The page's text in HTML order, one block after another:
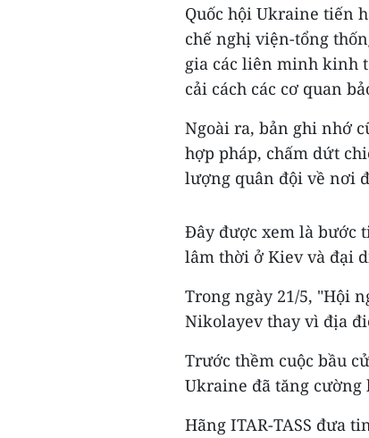
Quốc hội Ukraine tiến
chế nghị viện-tổng
gia các liên minh kinh
cải cách các cơ quan
Ngoài ra, bản ghi nhớ
hợp pháp, chấm dứt
lượng quân đội về nơi
Đây được xem là bước
lâm thời ở Kiev và đại
Trong ngày 21/5, "Hội
Nikolayev thay vì địa
Trước thềm cuộc bầu
Ukraine đã tăng
Hãng ITAR-TASS đưa